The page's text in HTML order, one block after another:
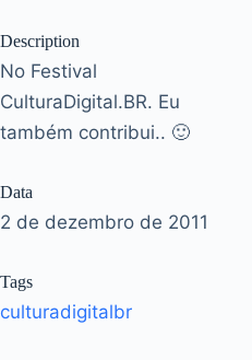
Description
No Festival
CulturaDigital.BR. Eu
também contribui.. 🙂
Data
2 de dezembro de 2011
Tags
culturadigitalbr